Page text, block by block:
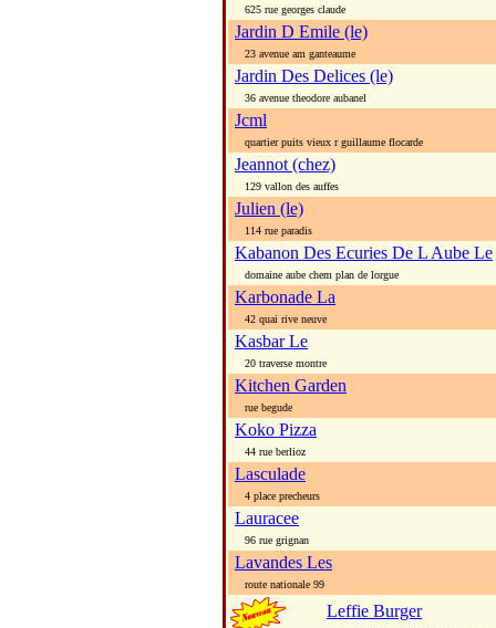
625 rue georges claude
Jardin D Emile (le)
23 avenue am ganteaume
Jardin Des Delices (le)
36 avenue theodore aubanel
Jcml
quartier puits vieux r guillaume flocarde
Jeannot (chez)
129 vallon des auffes
Julien (le)
114 rue paradis
Kabanon Des Ecuries De L Aube Le
domaine aube chem plan de lorgue
Karbonade La
42 quai rive neuve
Kasbar Le
20 traverse montre
Kitchen Garden
rue begude
Koko Pizza
44 rue berlioz
Lasculade
4 place precheurs
Lauracee
96 rue grignan
Lavandes Les
route nationale 99
Leffie Burger